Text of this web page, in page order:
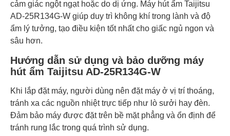
cảm giác ngột ngạt hoặc do dị ứng. Máy hút ẩm Taijitsu
AD-25R134G-W giúp duy trì không khí trong lành và độ
ẩm lý tưởng, tạo điều kiện tốt nhất cho giấc ngủ ngon và
sâu hơn.
Hướng dẫn sử dụng và bảo dưỡng máy
hút ẩm Taijitsu AD-25R134G-W
Khi lắp đặt máy, người dùng nên đặt máy ở vị trí thoáng,
tránh xa các nguồn nhiệt trực tiếp như lò sưởi hay đèn.
Đảm bảo máy được đặt trên bề mặt phẳng và ổn định để
tránh rung lắc trong quá trình sử dụng.